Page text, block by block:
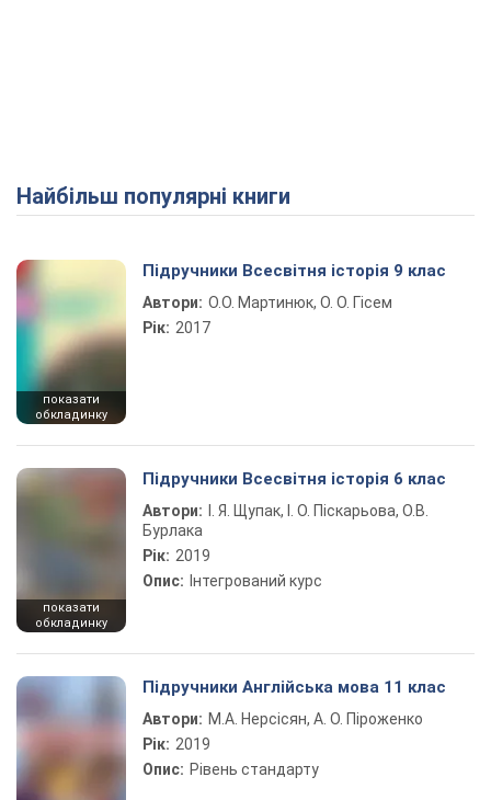
Найбільш популярні книги
показати
обкладинку
Підручники Всесвітня історія 9 клас
Автори: О.О. Мартинюк, О. О. Гісем
Рік: 2017
показати
обкладинку
Підручники Всесвітня історія 6 клас
Автори:
І. Я. Щупак, І. О. Піскарьова, О.В.
Бурлака
Рік: 2019
Опис: Інтегрований курс
Підручники Англійська мова 11 клас
Автори: М.А. Нерсісян, А. О. Піроженко
Рік: 2019
Опис: Рівень стандарту